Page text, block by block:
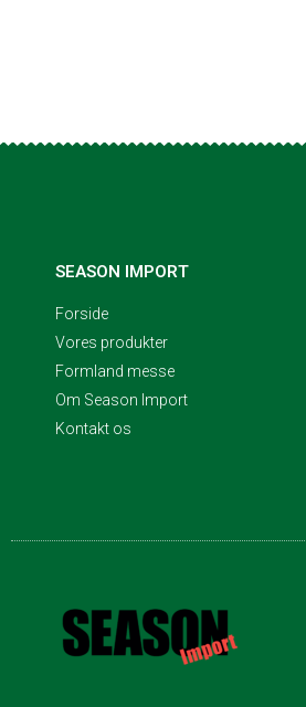
SEASON IMPORT
Forside
Vores produkter
Formland messe
Om Season Import
Kontakt os